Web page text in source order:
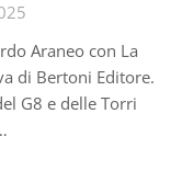
Araneo con La
di Bertoni Editore.
G8 e delle Torri